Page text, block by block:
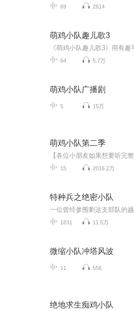
69 2614
萌鸡小队趣儿歌3
64 5.7万
萌鸡小队广播剧
5 15万
萌鸡小队第二季
15 2016.2万
特种兵之绝密小队
1831 11.5万
微缩小队冲塔风波
11 556
绝地求生痴鸡小队